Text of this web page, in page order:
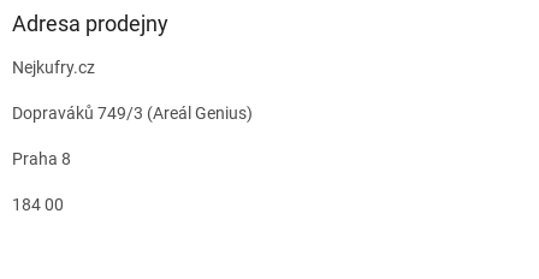
Adresa prodejny
Nejkufry.cz
Dopraváků 749/3 (Areál Genius)
Praha 8
184 00